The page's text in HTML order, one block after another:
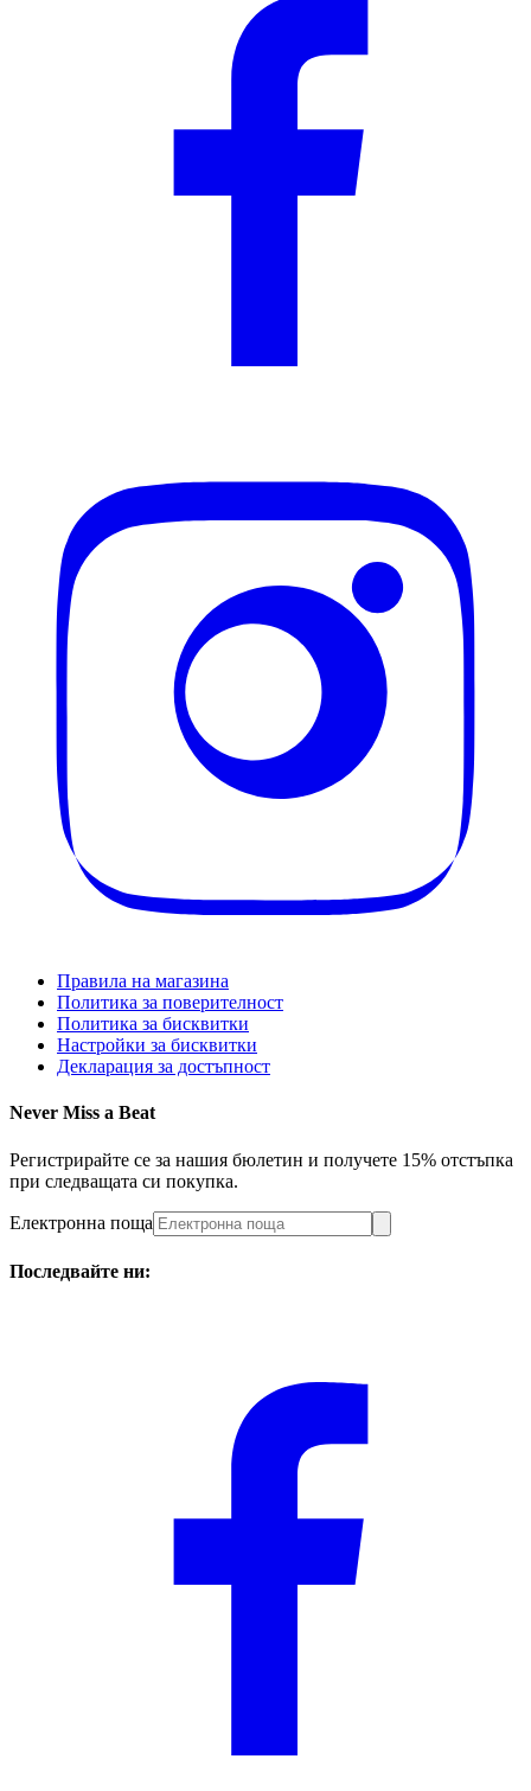
Правила на магазина
Политика за поверителност
Политика за бисквитки
Настройки за бисквитки
Декларация за достъпност
Never Miss a Beat
Регистрирайте се за нашия бюлетин и получете 15% отстъпка
при следващата си покупка.
Електронна поща
Последвайте ни: